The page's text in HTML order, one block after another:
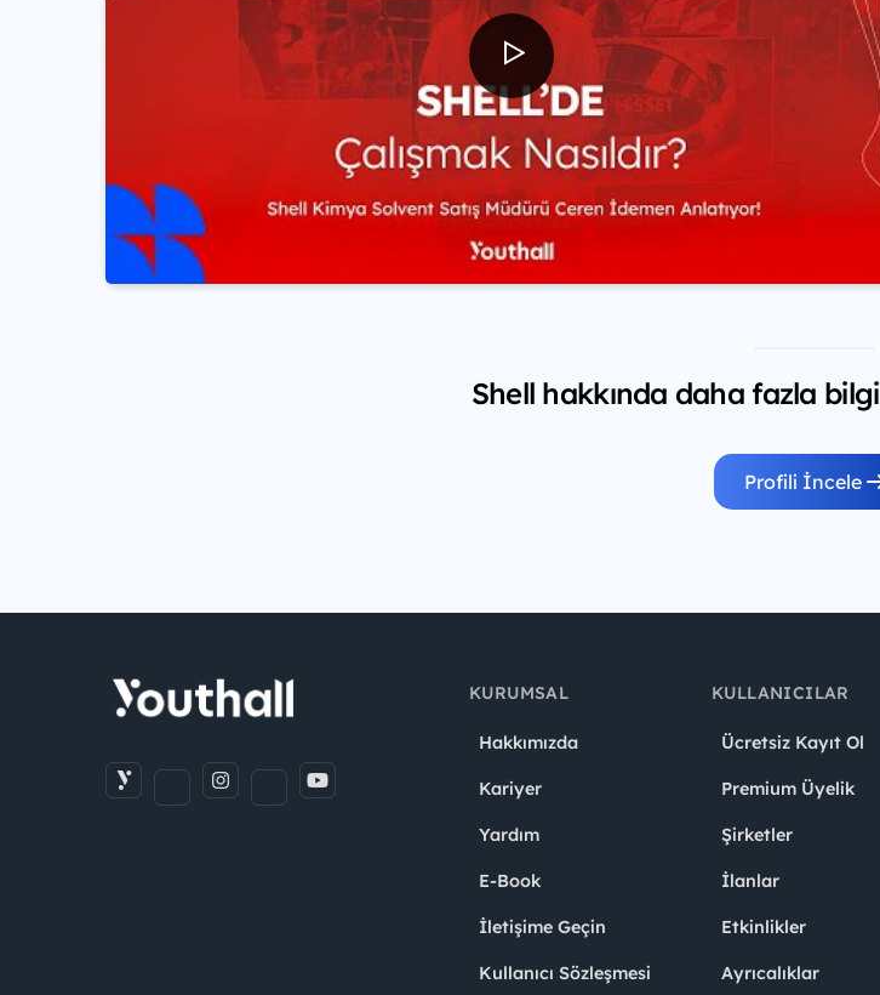
Shell hakkında daha fazla
Profili İncele
KURUMSAL
Hakkımızda
Kariyer
Yardım
E-Book
İletişime Geçin
Kullanıcı Sözleşmesi
KULLANICILAR
Ücretsiz Kayıt Ol
Premium Üyelik
Şirketler
İlanlar
Etkinlikler
Ayrıcalıklar